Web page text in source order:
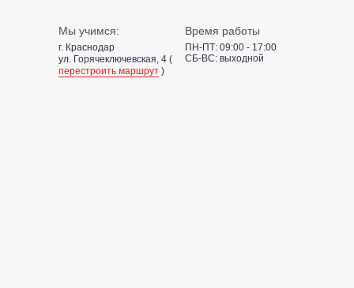
Мы учимся: Время работы
г. Краснодар
ул. Горячеключевская, 4 (
перестроить маршрут )
ПН-ПТ: 09:00 - 17:00
СБ-ВС: выходной